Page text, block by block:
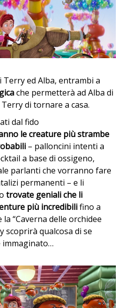
ed Alba, entrambi a
che permetterà ad Alba di
di tornare a casa.
dal fido
le creature più strambe
– palloncini intenti a
a base di ossigeno,
parlanti che vorranno fare
permanenti – e li
trovate geniali che li
più incredibilifino a
“Caverna delle orchidee
scoprirà qualcosa di se
immaginato…